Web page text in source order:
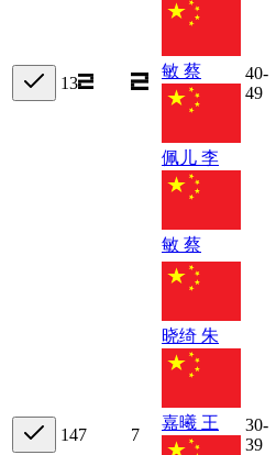
13
敏 蔡
佩儿 李
敏 蔡
40-
49
147 7
晓绮 朱
嘉曦 王
30-
39